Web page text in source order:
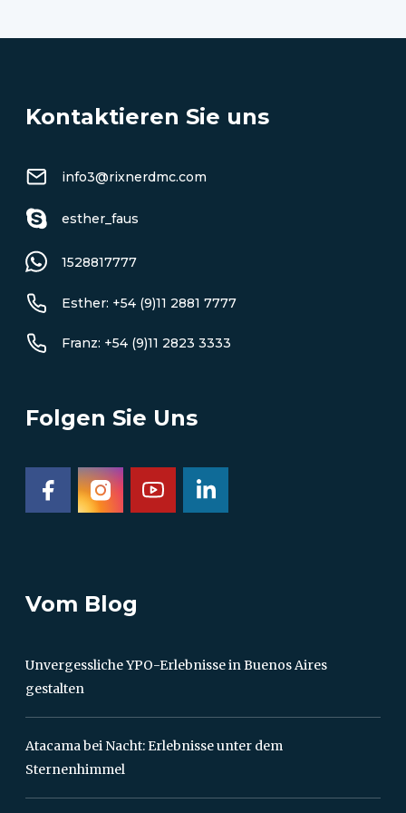
Kontaktieren Sie uns
info3@rixnerdmc.com
esther_faus
1528817777
Esther: +54 (9)11 2881 7777
Franz: +54 (9)11 2823 3333
Folgen Sie Uns
Vom Blog
Unvergessliche YPO-Erlebnisse in Buenos Aires
gestalten
Atacama bei Nacht: Erlebnisse unter dem
Sternenhimmel